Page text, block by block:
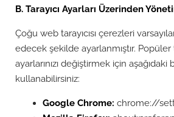
B. Tarayıcı Ayarları Üzerinden
Çoğu web tarayıcısı çerezleri
edecek şekilde ayarlanmıştır. Popüler
ayarlarınızı değiştirmek için aşağıdaki
kullanabilirsiniz:
Google Chrome: chrome://